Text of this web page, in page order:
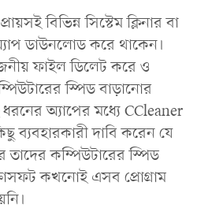
বিভিন্ন সিস্টেম ক্লিনার বা
ডাউনলোড করে থাকেন।
ফাইল ডিলেট করে ও
স্পিড বাড়ানোর
ধরনের অ্যাপের মধ্যে CCleaner
ব্যবহারকারী দাবি করেন যে
তাদের কম্পিউটারের স্পিড
কখনোই এসব প্রোগ্রাম